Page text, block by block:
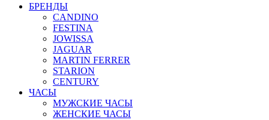
БРЕНДЫ
CANDINO
FESTINA
JOWISSA
JAGUAR
MARTIN FERRER
STARION
CENTURY
ЧАСЫ
МУЖСКИЕ ЧАСЫ
ЖЕНСКИЕ ЧАСЫ